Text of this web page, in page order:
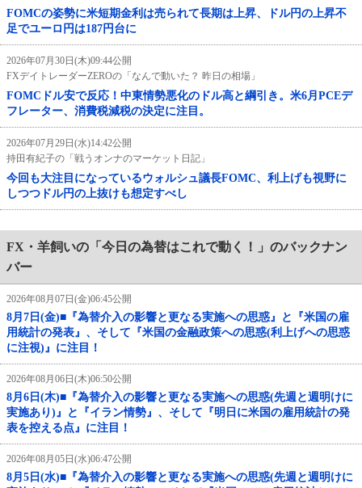
FOMCの姿勢に米短期金利は売られて長期は上昇、ドル円の上昇不
足でユーロ円は187円台に
2026年07月30日(木)09:44公開
FXデイトレーダーZEROの「なんで動いた？ 昨日の相場」
FOMCドル安で反応！中東情勢悪化のドル高と綱引き。米6月PCEデ
フレーター、消費税減税の決定に注目。
2026年07月29日(水)14:42公開
持田有紀子の「戦うオンナのマーケット日記」
今回も大注目になっているウォルシュ議長FOMC、利上げも視野に
しつつドル円の上抜けも想定すべし
FX・羊飼いの「今日の為替はこれで動く！」のバックナン
バー
2026年08月07日(金)06:45公開
8月7日(金)■『為替介入の影響と更なる実施への思惑』と『米国の雇
用統計の発表』、そして『米国の金融政策への思惑(利上げへの思惑
に注視)』に注目！
2026年08月06日(木)06:50公開
8月6日(木)■『為替介入の影響と更なる実施への思惑(先週と週明けに
実施あり)』と『イラン情勢』、そして『明日に米国の雇用統計の発
表を控える点』に注目！
2026年08月05日(水)06:47公開
8月5日(水)■『為替介入の影響と更なる実施への思惑(先週と週明けに